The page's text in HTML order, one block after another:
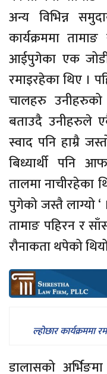
अन्य विभिन्न
कार्यक्रममा
आईपुगेका एक
रमाइरहेका थिए ।
चालहरु
बताउदै उनीहरुले
स्वाद पनि हाम्रै
बिध्यार्थी पनि
तालमा नाचीरहेका
पुगेको जस्तै लाग्यो
तामाङ पहिरन र
रौनाकता थपेको
ल्होछार कार्यक्रममा
डालासको